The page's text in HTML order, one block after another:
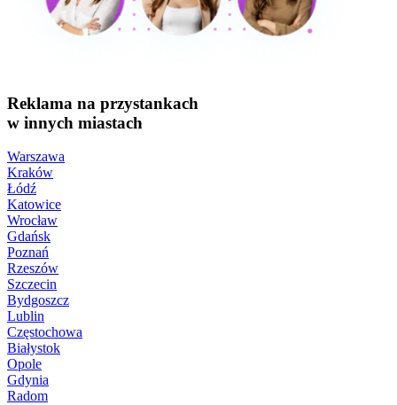
Reklama na przystankach
w innych miastach
Warszawa
Kraków
Łódź
Katowice
Wrocław
Gdańsk
Poznań
Rzeszów
Szczecin
Bydgoszcz
Lublin
Częstochowa
Białystok
Opole
Gdynia
Radom